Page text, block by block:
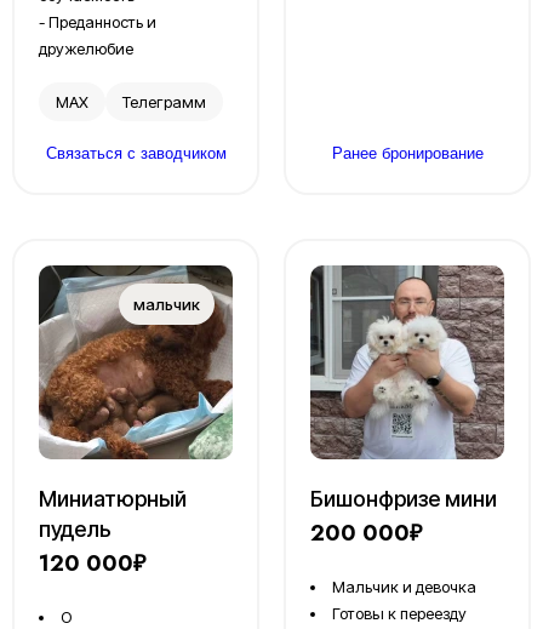
- Преданность и
дружелюбие
МАХ Телеграмм
Связаться с заводчиком Ранее бронирование
Миниатюрный
пудель
120 000₽
О
Бишонфризе мини
200 000₽
Мальчик и девочка
Готовы к переезду